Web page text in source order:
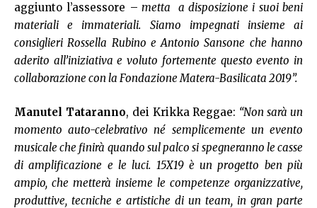
aggiunto l’assessore – metta a disposizione i suoi beni
materiali e immateriali. Siamo impegnati insieme ai
consiglieri Rossella Rubino e Antonio Sansone che hanno
aderito all’iniziativa e voluto fortemente questo evento in
collaborazione con la Fondazione Matera-Basilicata 2019”.
Manutel Tataranno, dei Krikka Reggae: “Non sarà un
momento auto-celebrativo né semplicemente un evento
musicale che finirà quando sul palco si spegneranno le casse
di amplificazione e le luci. 15X19 è un progetto ben più
ampio, che metterà insieme le competenze organizzative,
produttive, tecniche e artistiche di un team, in gran parte